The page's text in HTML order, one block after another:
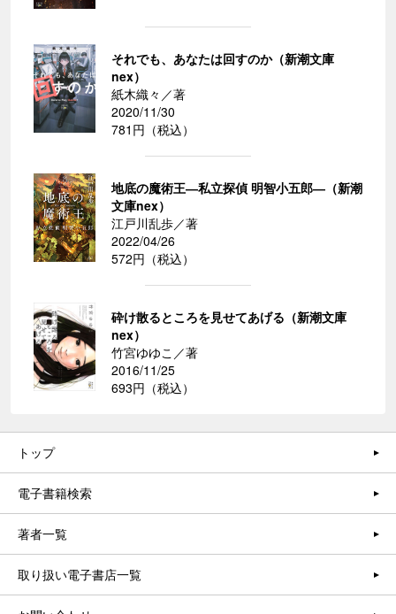
それでも、あなたは回すのか（新潮文庫
nex）
紙木織々／著
2020/11/30
781円（税込）
地底の魔術王―私立探偵 明智小五郎―（新潮
文庫nex）
江戸川乱歩／著
2022/04/26
572円（税込）
砕け散るところを見せてあげる（新潮文庫
nex）
竹宮ゆゆこ／著
2016/11/25
693円（税込）
トップ
電子書籍検索
著者一覧
取り扱い電子書店一覧